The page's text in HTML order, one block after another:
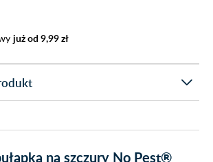
już od 9,99 zł
na szczury No Pest®